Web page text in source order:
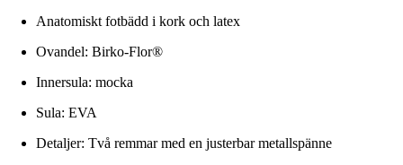
Anatomiskt fotbädd i kork och latex
Ovandel: Birko-Flor®
Innersula: mocka
Sula: EVA
Detaljer: Två remmar med en justerbar metallspänne